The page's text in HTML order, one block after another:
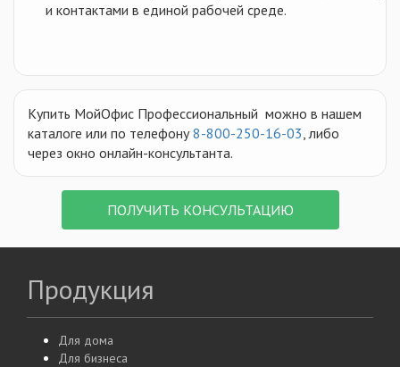
и контактами в единой рабочей среде.
Купить МойОфис Профессиональный можно в нашем
каталоге или по телефону8-800-250-16-03, либо
через окно онлайн-консультанта.
ПОЛУЧИТЬ КОНСУЛЬТАЦИЮ
Продукция
Для дома
Для бизнеса